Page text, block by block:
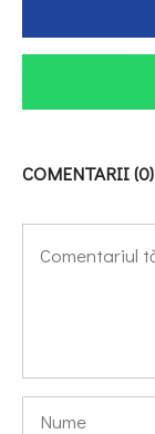
COMENTARII (0)